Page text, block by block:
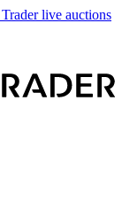
live auctions